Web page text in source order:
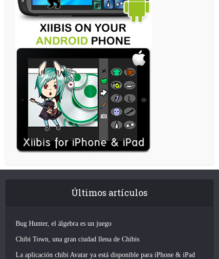
Últimos artículos
Bug Hunter, el álgebra es un juego
Chibi Town, una gran ciudad llena de Chibis
La aplicación chibi Avatar ya está disponible para iPhone & iPad